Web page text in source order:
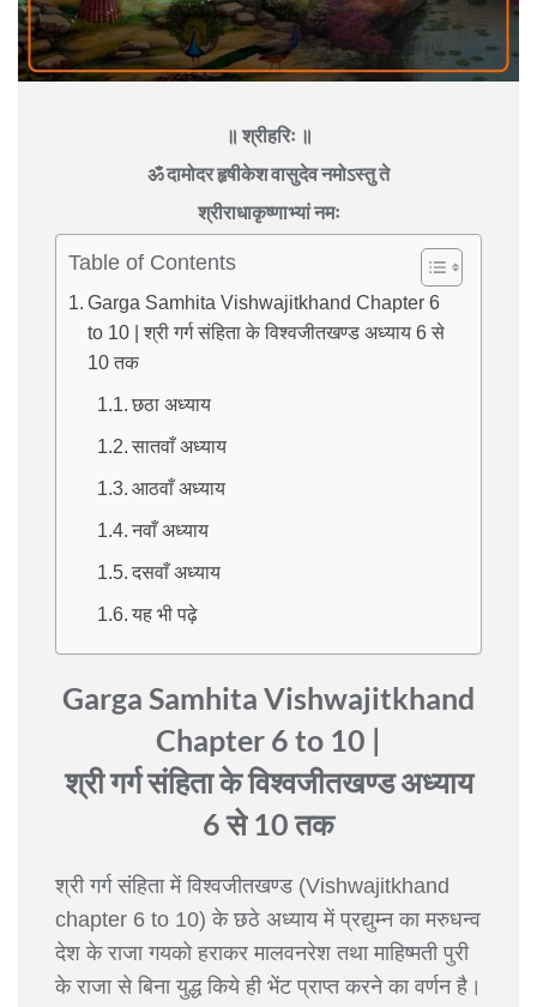
॥ श्रीहरिः ॥
ॐ दामोदर हृषीकेश वासुदेव नमोऽस्तु ते
श्रीराधाकृष्णाभ्यां नमः
Table of Contents
Garga Samhita Vishwajitkhand Chapter 6
to 10 | श्री गर्ग संहिता के विश्वजीतखण्ड अध्याय 6 से
10 तक
छठा अध्याय
सातवाँ अध्याय
आठवाँ अध्याय
नवाँ अध्याय
दसवाँ अध्याय
यह भी पढ़े
Garga Samhita Vishwajitkhand
Chapter 6 to 10 |
श्री गर्ग संहिता के विश्वजीतखण्ड अध्याय
6 से 10 तक
श्री गर्ग संहिता में विश्वजीतखण्ड (Vishwajitkhand
chapter 6 to 10) के छठे अध्याय में प्रद्युम्न का मरुधन्व
देश के राजा गयको हराकर मालवनरेश तथा माहिष्मती पुरी
के राजा से बिना युद्ध किये ही भेंट प्राप्त करने का वर्णन है।